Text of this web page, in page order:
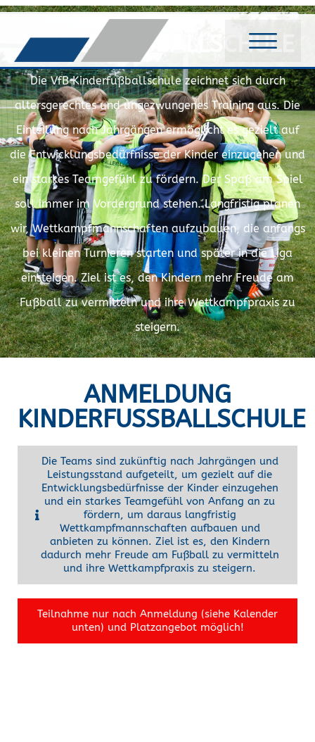
KINDERFUSSBALLSCHULE
Die VfB Kinderfußballschule zeichnet sich durch
altersgerechtes und ungezwungenes Training aus. Die
Einteilung nach Jahrgängen ermöglicht es gezielt auf
die Entwicklungsbedürfnisse der Kinder einzugehen und
ein starkes Teamgefühl zu fördern. Der Spaß am Spiel
soll immer im Vordergrund stehen. Langfristig planen
wir, Wettkampfmannschaften aufzubauen, die anfangs
bei kleinen Turnieren starten und später in die Liga
einsteigen. Ziel ist es, den Kindern mehr Freude am
Fußball zu vermitteln und ihre Wettkampfpraxis zu
steigern.
ANMELDUNG
KINDERFUSSBALLSCHULE
Die Teams sind zukünftig nach Jahrgängen und
Leistungsstand aufgeteilt, um gezielt auf die
Entwicklungsbedürfnisse der Kinder einzugehen
und ein starkes Teamgefühl von Anfang an zu
fördern, um daraus langfristig
Wettkampfmannschaften aufbauen und
anbieten zu können. Ziel ist es, den Kindern
dadurch mehr Freude am Fußball zu vermitteln
und ihre Wettkampfpraxis zu steigern.
Teilnahme nur nach Anmeldung (siehe Kalender
unten) und Platzangebot möglich!